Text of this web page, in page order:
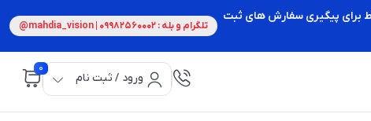
برای پیگیری سفارش های ثبت
تلگرام و بله : 09982560002 | mahdia_vision@
ورود / ثبت نام
0